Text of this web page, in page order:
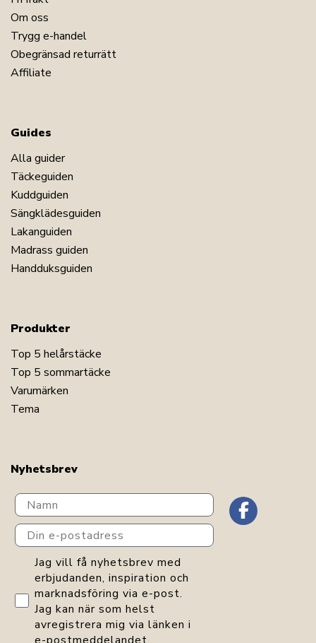
Om oss
Trygg e-handel
Obegränsad returrätt
Affiliate
Guides
Alla guider
Täckeguiden
Kuddguiden
Sängklädesguiden
Lakanguiden
Madrass guiden
Handduksguiden
Produkter
Top 5 helårstäcke
Top 5 sommartäcke
Varumärken
Tema
Nyhetsbrev
Navn
Din e-postadress
GDPR consent
Jag vill få nyhetsbrev med
erbjudanden, inspiration och
marknadsföring via e-post.
Jag kan när som helst
avregistrera mig via länken i